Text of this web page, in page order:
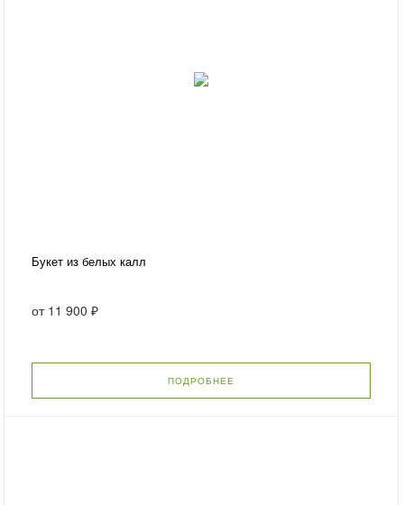
Букет из белых калл
от 11 900 ₽
ПОДРОБНЕЕ